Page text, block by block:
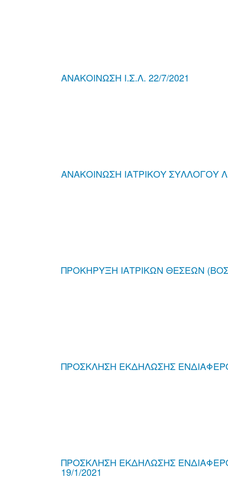
ΑΝΑΚΟΙΝΩΣΗ Ι.Σ.Λ. 22/7/2021
ΑΝΑΚΟΙΝΩΣΗ ΙΑΤΡΙΚΟΥ ΣΥΛΛΟΓΟΥ
ΠΡΟΚΗΡΥΞΗ ΙΑΤΡΙΚΩΝ ΘΕΣΕΩΝ
ΠΡΟΣΚΛΗΣΗ ΕΚΔΗΛΩΣΗΣ
ΠΡΟΣΚΛΗΣΗ ΕΚΔΗΛΩΣΗΣ
19/1/2021